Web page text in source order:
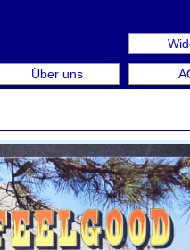
Über uns
aus: Rare Book